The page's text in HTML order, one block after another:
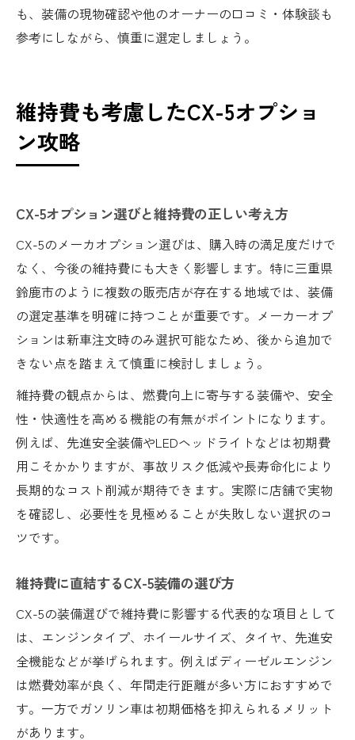
も、装備の現物確認や他のオーナーの口コミ・体験談も
参考にしながら、慎重に選定しましょう。
維持費も考慮したCX-5オプショ
ン攻略
CX-5オプション選びと維持費の正しい考え方
CX-5のメーカオプション選びは、購入時の満足度だけで
なく、今後の維持費にも大きく影響します。特に三重県
鈴鹿市のように複数の販売店が存在する地域では、装備
の選定基準を明確に持つことが重要です。メーカーオプ
ションは新車注文時のみ選択可能なため、後から追加で
きない点を踏まえて慎重に検討しましょう。
維持費の観点からは、燃費向上に寄与する装備や、安全
性・快適性を高める機能の有無がポイントになります。
例えば、先進安全装備やLEDヘッドライトなどは初期費
用こそかかりますが、事故リスク低減や長寿命化により
長期的なコスト削減が期待できます。実際に店舗で実物
を確認し、必要性を見極めることが失敗しない選択のコ
ツです。
維持費に直結するCX-5装備の選び方
CX-5の装備選びで維持費に影響する代表的な項目として
は、エンジンタイプ、ホイールサイズ、タイヤ、先進安
全機能などが挙げられます。例えばディーゼルエンジン
は燃費効率が良く、年間走行距離が多い方におすすめで
す。一方でガソリン車は初期価格を抑えられるメリット
があります。